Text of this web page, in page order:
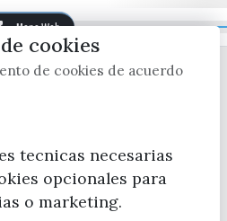
Mapa Web
OFICINA DE TURISMO
cookies
de cookies de acuerdo
tecnicas necesarias
opcionales para
o marketing.